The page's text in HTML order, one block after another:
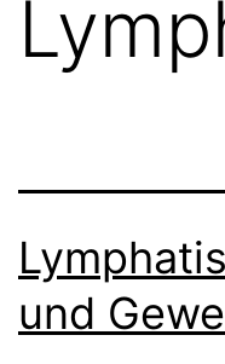
und